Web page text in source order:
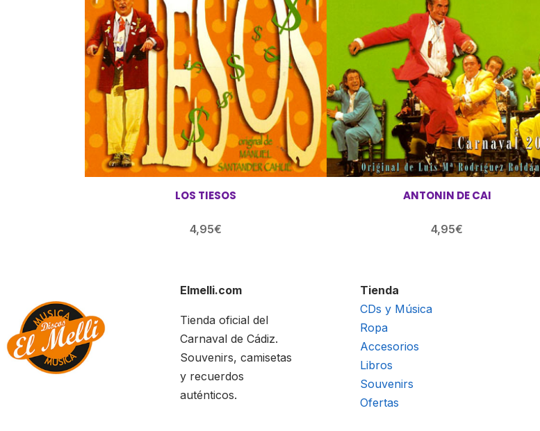
LOS TIESOS
4,95€
ANTONIN DE CAI
4,95€
Elmelli.com
Tienda oficial del
Carnaval de Cádiz.
Souvenirs, camisetas
y recuerdos
auténticos.
Tienda
CDs y Música
Ropa
Accesorios
Libros
Souvenirs
Ofertas